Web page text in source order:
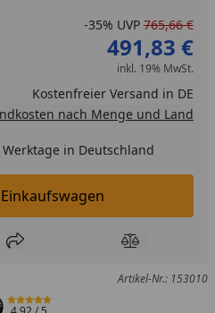
-35% UVP 765,66 €
491,83 €
inkl. 19% MwSt.
Kostenfreier Versand in DE
nach Menge und Land
in Deutschland
In den Einkaufswagen legen
hinzufügen
Teilen Produkt
Artikel-Nr.: 153010